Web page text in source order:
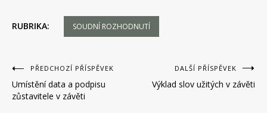
RUBRIKA: SOUDNÍ ROZHODNUTÍ
Navigace
pro
příspěvek
PŘEDCHOZÍ PŘÍSPĚVEK
Umístění data a podpisu
zůstavitele v závěti
DALŠÍ PŘÍSPĚVEK
Výklad slov užitých v závěti